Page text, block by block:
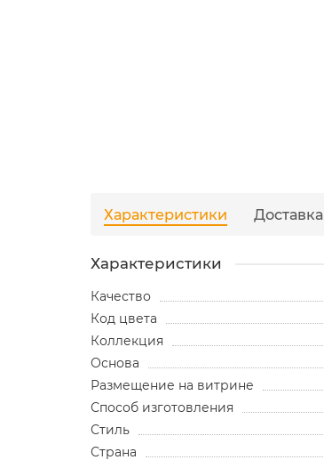
Характеристики Доставка
Характеристики
Качество
Код цвета
Коллекция
Основа
Размещение на витрине
Способ изготовления
Стиль
Страна